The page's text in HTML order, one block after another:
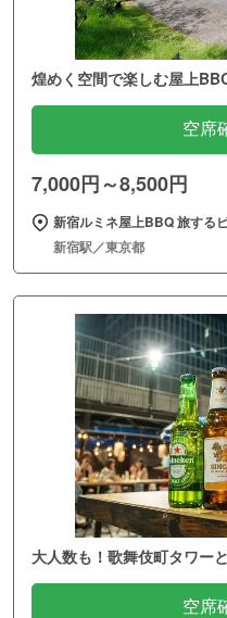
煌めく空間で楽しむ屋上
空席
7,000円～8,500円
新宿ルミネ屋上BBQ 旅する
新宿駅／東京都
大人数も！歌舞伎町タワー
空席